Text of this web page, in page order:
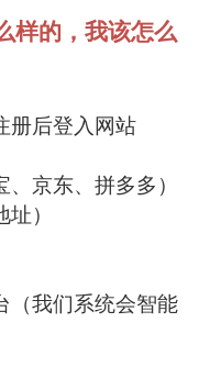
样的，我该怎么
册后登入网站
京东、拼多多）
）
（我们系统会智能